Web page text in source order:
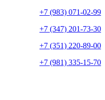
+7 (983) 071-02-99
+7 (347) 201-73-30
+7 (351) 220-89-00
+7 (981) 335-15-70